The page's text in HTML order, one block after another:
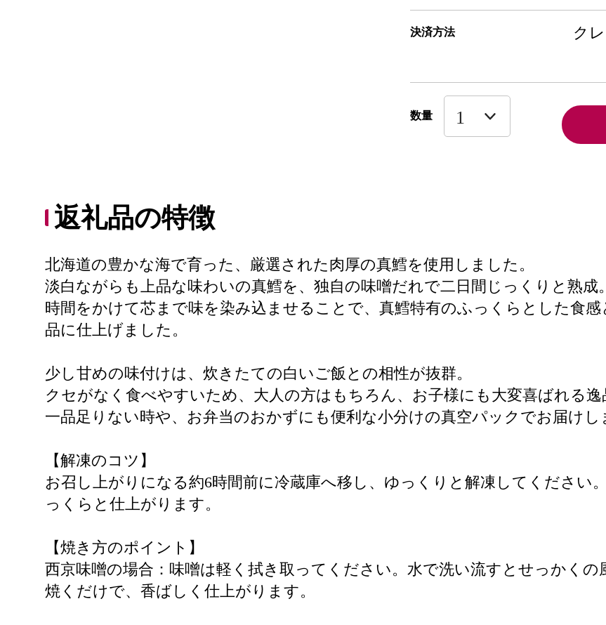
決済方法
ク
数量
返礼品の特徴
北海道の豊かな海で育った、厳選された肉厚の真鱈を使用しました。
淡白ながらも上品な味わいの真鱈を、独自の味噌だれで二日間じっくりと熟成。
時間をかけて芯まで味を染み込ませることで、真鱈特有のふっくらとした食
品に仕上げました。
少し甘めの味付けは、炊きたての白いご飯との相性が抜群。
クセがなく食べやすいため、大人の方はもちろん、お子様にも大変喜ばれる逸
一品足りない時や、お弁当のおかずにも便利な小分けの真空パックでお届けし
【解凍のコツ】
お召し上がりになる約6時間前に冷蔵庫へ移し、ゆっくりと解凍してください
っくらと仕上がります。
【焼き方のポイント】
西京味噌の場合：味噌は軽く拭き取ってください。水で洗い流すとせっかく
焼くだけで、香ばしく仕上がります。